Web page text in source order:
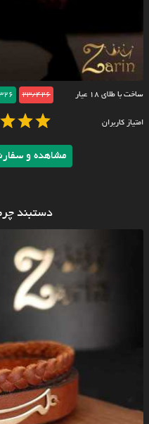
ساخت با طلای ۱۸ عیار 23/426
امتیاز کاربران
مشاهده و
دستبند